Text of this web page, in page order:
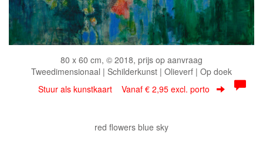
80 x 60 cm, © 2018, prijs op aanvraag
Tweedimensionaal | Schilderkunst | Olieverf | Op doek
Stuur als kunstkaart Vanaf € 2,95 excl. porto
red flowers blue sky